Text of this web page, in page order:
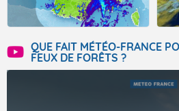
QUE FAIT MÉTÉO-FRANCE
FEUX DE FORÊTS ?